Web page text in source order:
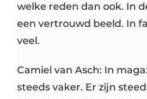
welke reden dan ook. In
een vertrouwd beeld. In
veel.
Camiel van Asch: In
steeds vaker. Er zijn